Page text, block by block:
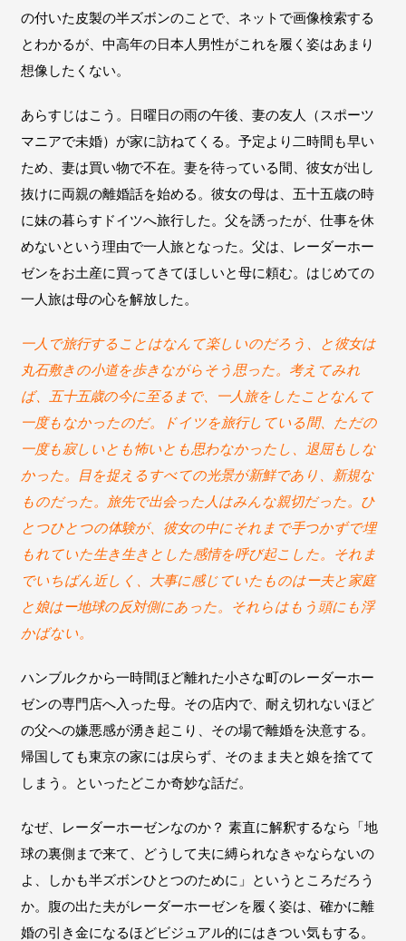
の付いた皮製の半ズボンのことで、ネットで画像検索する
とわかるが、中高年の日本人男性がこれを履く姿はあまり
想像したくない。
あらすじはこう。日曜日の雨の午後、妻の友人（スポーツ
マニアで未婚）が家に訪ねてくる。予定より二時間も早い
ため、妻は買い物で不在。妻を待っている間、彼女が出し
抜けに両親の離婚話を始める。彼女の母は、五十五歳の時
に妹の暮らすドイツへ旅行した。父を誘ったが、仕事を休
めないという理由で一人旅となった。父は、レーダーホー
ゼンをお土産に買ってきてほしいと母に頼む。はじめての
一人旅は母の心を解放した。
一人で旅行することはなんて楽しいのだろう、と彼女は
丸石敷きの小道を歩きながらそう思った。考えてみれ
ば、五十五歳の今に至るまで、一人旅をしたことなんて
一度もなかったのだ。ドイツを旅行している間、ただの
一度も寂しいとも怖いとも思わなかったし、退屈もしな
かった。目を捉えるすべての光景が新鮮であり、新規な
ものだった。旅先で出会った人はみんな親切だった。ひ
とつひとつの体験が、彼女の中にそれまで手つかずで埋
もれていた生き生きとした感情を呼び起こした。それま
でいちばん近しく、大事に感じていたものはー夫と家庭
と娘はー地球の反対側にあった。それらはもう頭にも浮
かばない。
ハンブルクから一時間ほど離れた小さな町のレーダーホー
ゼンの専門店へ入った母。その店内で、耐え切れないほど
の父への嫌悪感が湧き起こり、その場で離婚を決意する。
帰国しても東京の家には戻らず、そのまま夫と娘を捨てて
しまう。といったどこか奇妙な話だ。
なぜ、レーダーホーゼンなのか？ 素直に解釈するなら「地
球の裏側まで来て、どうして夫に縛られなきゃならないの
よ、しかも半ズボンひとつのために」というところだろう
か。腹の出た夫がレーダーホーゼンを履く姿は、確かに離
婚の引き金になるほどビジュアル的にはきつい気もする。